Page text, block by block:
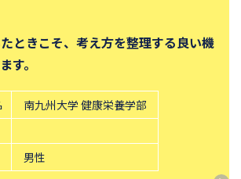
園中学校
青山学院中等部
六甲学院中学校
和中学校
中央大学附属横浜中学校
学校
品川女子学院中等部
等教育学校
学習院中等科
ときこそ、考え方を整理する良い機
す。
南九州大学 健康栄養学部
男性